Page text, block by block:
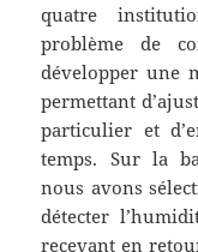
quatre
problème de
développer une
permettant
particulier et
temps. Sur la
nous avons
détecter
recevant en